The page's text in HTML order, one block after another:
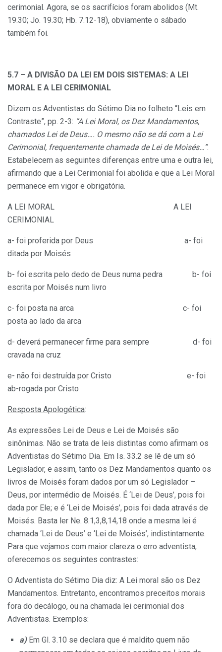
cerimonial. Agora, se os sacrifícios foram abolidos (Mt.
19.30; Jo. 19.30; Hb. 7.12-18), obviamente o sábado
também foi.
5.7 – A DIVISÃO DA LEI EM DOIS SISTEMAS: A LEI
MORAL E A LEI CERIMONIAL
Dizem os Adventistas do Sétimo Dia no folheto “Leis em
Contraste”, pp. 2-3: “A Lei Moral, os Dez Mandamentos,
chamados Lei de Deus…. O mesmo não se dá com a Lei
Cerimonial, frequentemente chamada de Lei de Moisés…”.
Estabelecem as seguintes diferenças entre uma e outra lei,
afirmando que a Lei Cerimonial foi abolida e que a Lei Moral
permanece em vigor e obrigatória.
A LEI MORAL A LEI
CERIMONIAL
a- foi proferida por Deus a- foi
ditada por Moisés
b- foi escrita pelo dedo de Deus numa pedra b- foi
escrita por Moisés num livro
c- foi posta na arca c- foi
posta ao lado da arca
d- deverá permanecer firme para sempre d- foi
cravada na cruz
e- não foi destruída por Cristo e- foi
ab-rogada por Cristo
Resposta Apologética:
As expressões Lei de Deus e Lei de Moisés são
sinônimas. Não se trata de leis distintas como afirmam os
Adventistas do Sétimo Dia. Em Is. 33.2 se lê de um só
Legislador, e assim, tanto os Dez Mandamentos quanto os
livros de Moisés foram dados por um só Legislador –
Deus, por intermédio de Moisés. É ‘Lei de Deus’, pois foi
dada por Ele; e é ‘Lei de Moisés’, pois foi dada através de
Moisés. Basta ler Ne. 8.1,3,8,14,18 onde a mesma lei é
chamada ‘Lei de Deus’ e ‘Lei de Moisés’, indistintamente.
Para que vejamos com maior clareza o erro adventista,
oferecemos os seguintes contrastes:
O Adventista do Sétimo Dia diz: A Lei moral são os Dez
Mandamentos. Entretanto, encontramos preceitos morais
fora do decálogo, ou na chamada lei cerimonial dos
Adventistas. Exemplos:
a) Em Gl. 3.10 se declara que é maldito quem não